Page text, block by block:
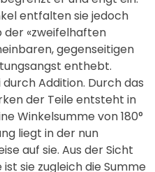
entfalten sie jedoch
der «zweifelhaften
gegenseitigen
enthebt.
Addition. Durch das
der Teile entsteht in
Winkelsumme von 180°
liegt in der nun
auf sie. Aus der Sicht
sie zugleich die Summe